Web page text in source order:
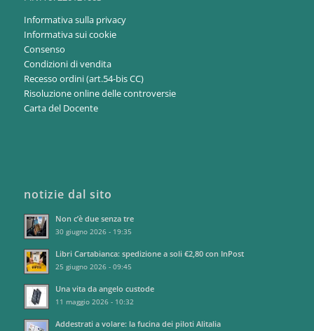
Informativa sulla privacy
Informativa sui cookie
Consenso
Condizioni di vendita
Recesso ordini (art.54-bis CC)
Risoluzione online delle controversie
Carta del Docente
notizie dal sito
Non c’è due senza tre
30 giugno 2026 - 19:35
Libri Cartabianca: spedizione a soli €2,80 con InPost
25 giugno 2026 - 09:45
Una vita da angelo custode
11 maggio 2026 - 10:32
Addestrati a volare: la fucina dei piloti Alitalia